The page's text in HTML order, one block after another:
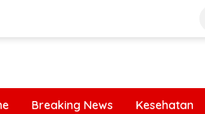
Breaking News Kesehatan